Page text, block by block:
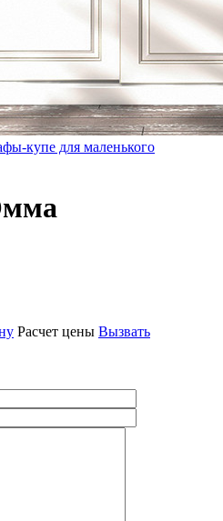
купе для маленького
Расчет цены Вызвать